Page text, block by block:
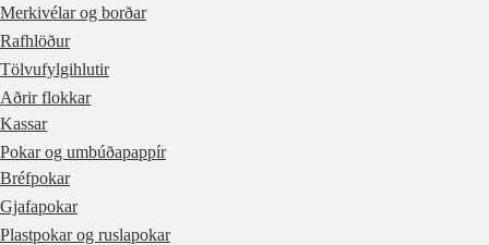
Merkivélar og borðar
Rafhlöður
Tölvufylgihlutir
Aðrir flokkar
Kassar
Pokar og umbúðapappír
Bréfpokar
Gjafapokar
Plastpokar og ruslapokar